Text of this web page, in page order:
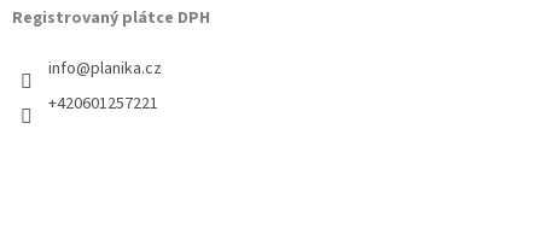
Registrovaný plátce DPH
info@planika.cz
+420601257221